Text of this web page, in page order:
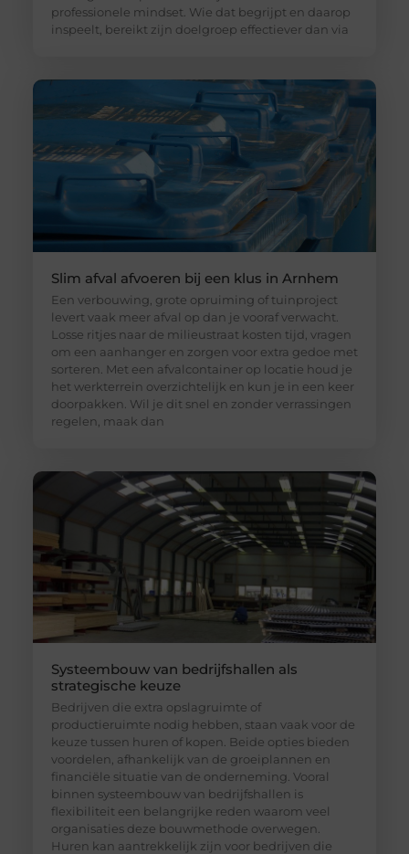
professionele mindset. Wie dat begrijpt en daarop
inspeelt, bereikt zijn doelgroep effectiever dan via
Slim afval afvoeren bij een klus in Arnhem
Een verbouwing, grote opruiming of tuinproject
levert vaak meer afval op dan je vooraf verwacht.
Losse ritjes naar de milieustraat kosten tijd, vragen
om een aanhanger en zorgen voor extra gedoe met
sorteren. Met een afvalcontainer op locatie houd je
het werkterrein overzichtelijk en kun je in een keer
doorpakken. Wil je dit snel en zonder verrassingen
regelen, maak dan
Systeembouw van bedrijfshallen als
strategische keuze
Bedrijven die extra opslagruimte of
productieruimte nodig hebben, staan vaak voor de
keuze tussen huren of kopen. Beide opties bieden
voordelen, afhankelijk van de groeiplannen en
financiële situatie van de onderneming. Vooral
binnen systeembouw van bedrijfshallen is
flexibiliteit een belangrijke reden waarom veel
organisaties deze bouwmethode overwegen.
Huren kan aantrekkelijk zijn voor bedrijven die